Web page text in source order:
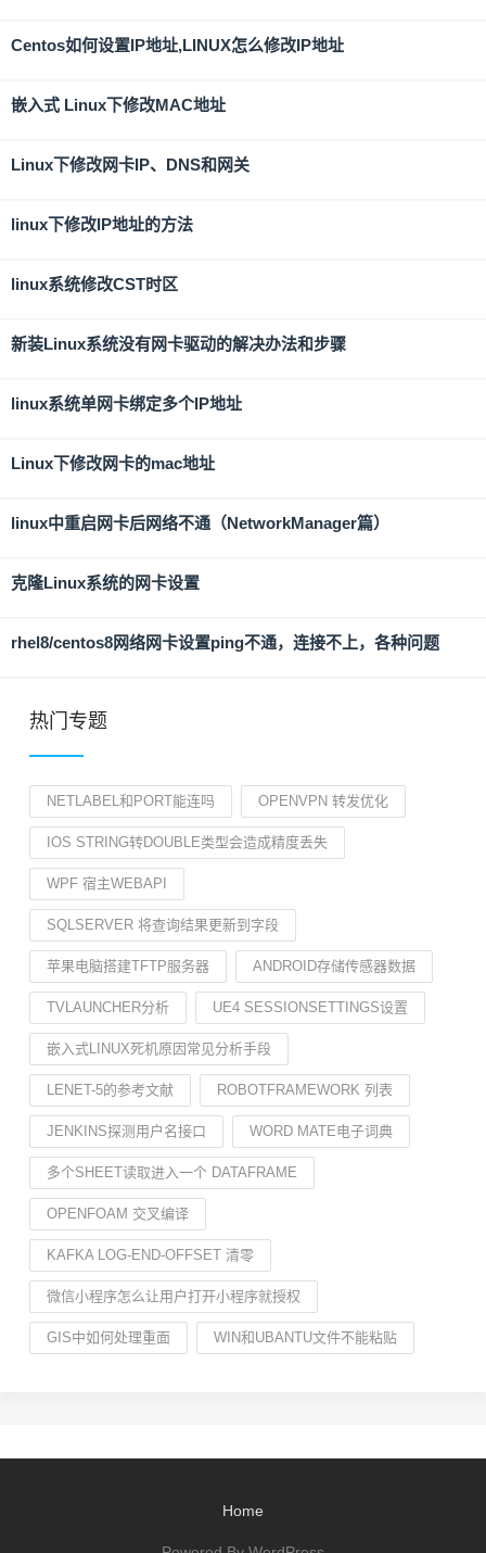
Centos如何设置IP地址,LINUX怎么修改IP地址
嵌入式 Linux下修改MAC地址
Linux下修改网卡IP、DNS和网关
linux下修改IP地址的方法
linux系统修改CST时区
新装Linux系统没有网卡驱动的解决办法和步骤
linux系统单网卡绑定多个IP地址
Linux下修改网卡的mac地址
linux中重启网卡后网络不通（NetworkManager篇）
克隆Linux系统的网卡设置
rhel8/centos8网络网卡设置ping不通，连接不上，各种问题
热门专题
NETLABEL和PORT能连吗 OPENVPN 转发优化
IOS STRING转DOUBLE类型会造成精度丢失
WPF 宿主WEBAPI
SQLSERVER 将查询结果更新到字段
苹果电脑搭建TFTP服务器 ANDROID存储传感器数据
TVLAUNCHER分析 UE4 SESSIONSETTINGS设置
嵌入式LINUX死机原因常见分析手段
LENET-5的参考文献 ROBOTFRAMEWORK 列表
JENKINS探测用户名接口 WORD MATE电子词典
多个SHEET读取进入一个 DATAFRAME
OPENFOAM 交叉编译
KAFKA LOG-END-OFFSET 清零
微信小程序怎么让用户打开小程序就授权
GIS中如何处理重面 WIN和UBANTU文件不能粘贴
Home